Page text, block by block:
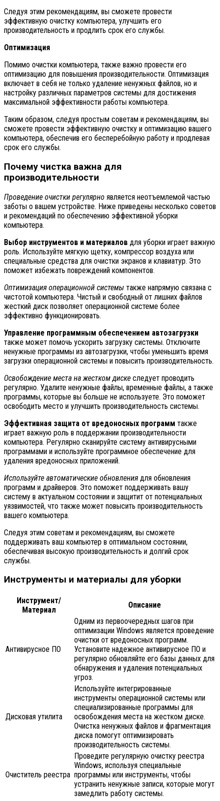
Следуя этим рекомендациям, вы сможете провести
эффективную очистку компьютера, улучшить его
производительность и продлить срок его службы.
Оптимизация
Помимо очистки компьютера, также важно провести его
оптимизацию для повышения производительности. Оптимизация
включает в себя не только удаление ненужных файлов, но и
настройку различных параметров системы для достижения
максимальной эффективности работы компьютера.
Таким образом, следуя простым советам и рекомендациям, вы
сможете провести эффективную очистку и оптимизацию вашего
компьютера, обеспечив его бесперебойную работу и продлевая
срок его службы.
Почему чистка важна для
производительности
Проведение очистки регулярно является неотъемлемой частью
заботы о вашем устройстве. Ниже приведены несколько советов
и рекомендаций по обеспечению эффективной уборки
компьютера.
Выбор инструментов и материалов для уборки играет важную
роль. Используйте мягкую щетку, компрессор воздуха или
специальные средства для очистки экранов и клавиатур. Это
поможет избежать повреждений компонентов.
Оптимизация операционной системы также напрямую связана с
чистотой компьютера. Чистый и свободный от лишних файлов
жесткий диск позволяет операционной системе более
эффективно функционировать.
Управление программным обеспечением автозагрузки
также может помочь ускорить загрузку системы. Отключите
ненужные программы из автозагрузки, чтобы уменьшить время
загрузки операционной системы и повысить производительность.
Освобождение места на жестком диске следует проводить
регулярно. Удалите ненужные файлы, временные файлы, а также
программы, которые вы больше не используете. Это поможет
освободить место и улучшить производительность системы.
Эффективная защита от вредоносных программ также
играет важную роль в поддержании производительности
компьютера. Регулярно сканируйте систему антивирусными
программами и используйте программное обеспечение для
удаления вредоносных приложений.
Используйте автоматические обновления для обновления
программ и драйверов. Это поможет поддерживать вашу
систему в актуальном состоянии и защитит от потенциальных
уязвимостей, что также может повысить производительность
вашего компьютера.
Следуя этим советам и рекомендациям, вы сможете
поддерживать ваш компьютер в оптимальном состоянии,
обеспечивая высокую производительность и долгий срок
службы.
Инструменты и материалы для уборки
Инструмент/
Материал
Описание
Антивирусное ПО
Одним из первоочередных шагов при
оптимизации Windows является проведение
очистки от вредоносных программ.
Установите надежное антивирусное ПО и
регулярно обновляйте его базы данных для
обнаружения и удаления потенциальных
угроз.
Дисковая утилита
Используйте интегрированные
инструменты операционной системы или
специализированные программы для
освобождения места на жестком диске.
Очистка ненужных файлов и фрагментация
диска помогут оптимизировать
производительность системы.
Очиститель реестра
Проведите регулярную очистку реестра
Windows, используя специальные
программы или инструменты, чтобы
устранить ненужные записи, которые могут
замедлить работу системы.